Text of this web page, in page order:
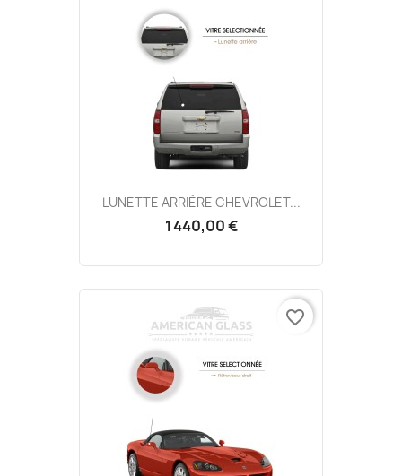
LUNETTE ARRIÈRE CHEVROLET...
1 440,00 €
favorite_border